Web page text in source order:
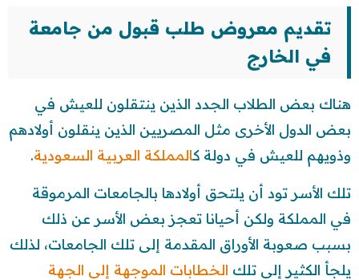
تقديم معروض طلب قبول من جامعة
في الخارج
هناك بعض الطلاب الجدد الذين ينتقلون للعيش في
بعض الدول الأخرى مثل المصريين الذين ينقلون أولادهم
وذويهم للعيش في دولة كالمملكة العربية السعودية.
تلك الأسر تود أن يلتحق أولادها بالجامعات المرموقة
في المملكة ولكن أحيانا تعجز بعض الأسر عن ذلك
بسبب صعوبة الأوراق المقدمة إلى تلك الجامعات، لذلك
يلجأ الكثير إلى تلك الخطابات الموجهة إلى الجهة